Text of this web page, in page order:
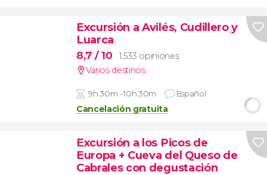
Excursión a Avilés, Cudillero y
Luarca
8,7 / 10
1.533 opiniones
Varios destinos
9h 30m - 10h 30m Español
Cancelación gratuita
Excursión a los Picos de
Europa + Cueva del Queso de
Cabrales con degustación